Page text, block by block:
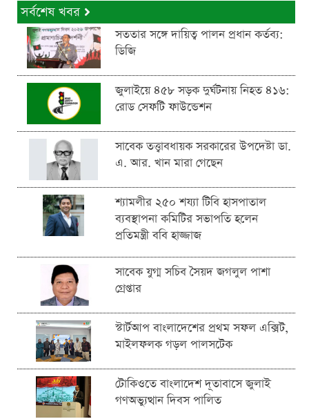
সর্বশেষ খবর
সততার সঙ্গে দায়িত্ব পালন প্রধান কর্তব্য:
ডিজি
জুলাইয়ে ৪৫৮ সড়ক দুর্ঘটনায় নিহত ৪১৬:
রোড সেফটি ফাউন্ডেশন
সাবেক তত্ত্বাবধায়ক সরকারের উপদেষ্টা ডা.
এ. আর. খান মারা গেছেন
শ্যামলীর ২৫০ শয্যা টিবি হাসপাতাল
ব্যবস্থাপনা কমিটির সভাপতি হলেন
প্রতিমন্ত্রী ববি হাজ্জাজ
সাবেক যুগ্ম সচিব সৈয়দ জগলুল পাশা
গ্রেপ্তার
স্টার্টআপ বাংলাদেশের প্রথম সফল এক্সিট,
মাইলফলক গড়ল পালসটেক
টোকিওতে বাংলাদেশ দূতাবাসে জুলাই
গণঅভ্যুত্থান দিবস পালিত